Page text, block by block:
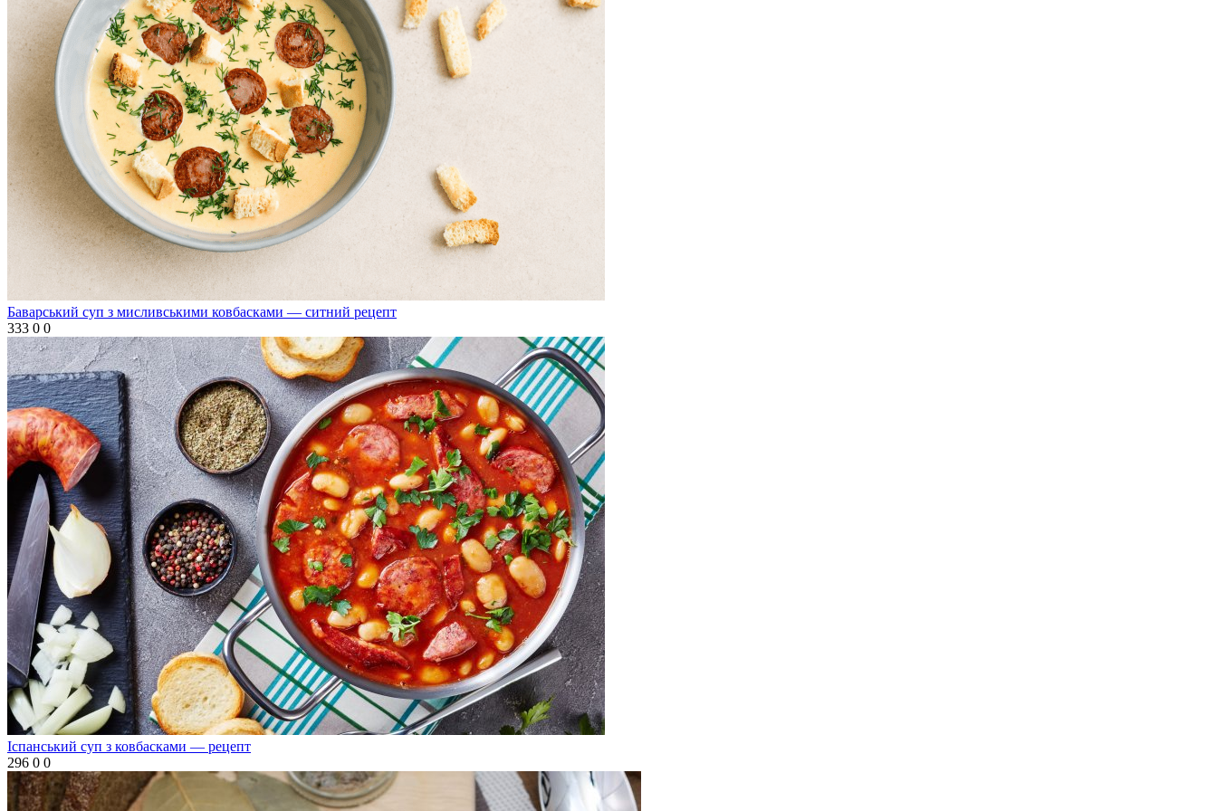
Баварський суп з мисливськими ковбасками — ситний рецепт
333 0 0
Іспанський суп з ковбасками — рецепт
296 0 0